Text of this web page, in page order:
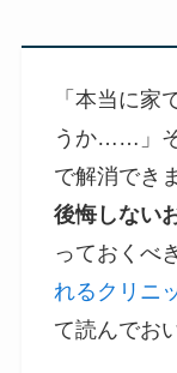
「本当に家
うか……」
で解消でき
後悔しない
っておくべき
れるクリニ
て読んでお